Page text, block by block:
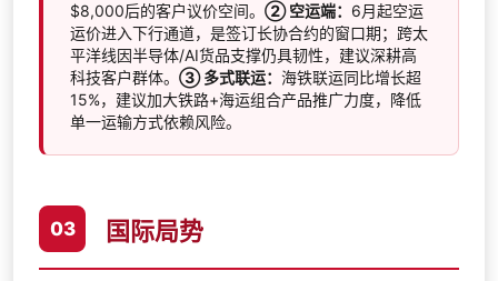
$8,000后的客户议价空间。② 空运端： 6月起空运
运价进入下行通道，是签订长协合约的窗口期；跨太
平洋线因半导体/AI货品支撑仍具韧性，建议深耕高
科技客户群体。③ 多式联运：海铁联运同比增长超
15%，建议加大铁路+海运组合产品推广力度，降低
单一运输方式依赖风险。
03 国际局势